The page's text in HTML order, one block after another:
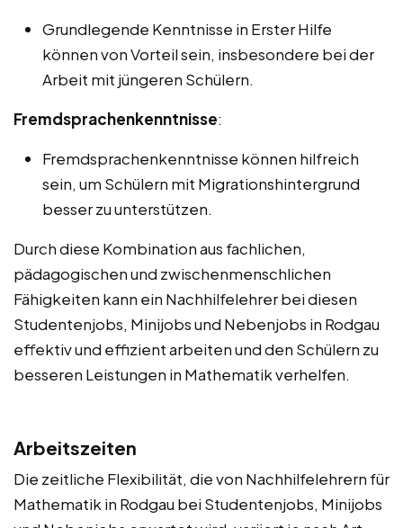
Grundlegende Kenntnisse in Erster Hilfe
können von Vorteil sein, insbesondere bei der
Arbeit mit jüngeren Schülern.
Fremdsprachenkenntnisse:
Fremdsprachenkenntnisse können hilfreich
sein, um Schülern mit Migrationshintergrund
besser zu unterstützen.
Durch diese Kombination aus fachlichen,
pädagogischen und zwischenmenschlichen
Fähigkeiten kann ein Nachhilfelehrer bei diesen
Studentenjobs, Minijobs und Nebenjobs in Rodgau
effektiv und effizient arbeiten und den Schülern zu
besseren Leistungen in Mathematik verhelfen.
Arbeitszeiten
Die zeitliche Flexibilität, die von Nachhilfelehrern für
Mathematik in Rodgau bei Studentenjobs, Minijobs